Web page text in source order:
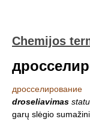
Chemijos
дросселирование
droseliavimas
garų slėgio